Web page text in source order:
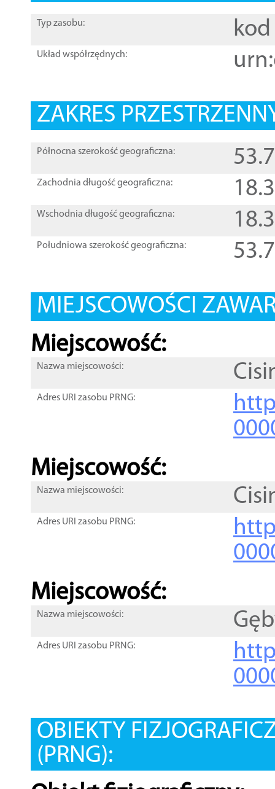
Typ zasobu: kod
Układ współrzędnych:
ZAKRES
Północna szerokość geograficzna:
Zachodnia długość geograficzna:
Wschodnia długość geograficzna:
Południowa szerokość geograficzna:
MIEJSCOWOŚCI
Miejscowość:
Nazwa miejscowości:
Adres URI zasobu PRNG:
Miejscowość:
Nazwa miejscowości:
Adres URI zasobu PRNG:
Miejscowość:
Nazwa miejscowości:
Adres URI zasobu PRNG:
OBIEKTY
(PRNG):